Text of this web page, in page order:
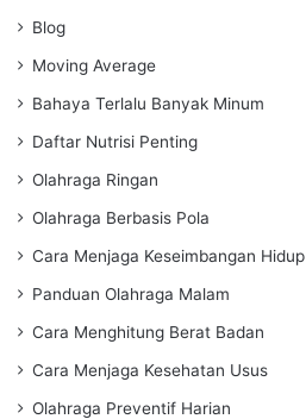
Blog
Moving Average
Bahaya Terlalu Banyak Minum
Daftar Nutrisi Penting
Olahraga Ringan
Olahraga Berbasis Pola
Cara Menjaga Keseimbangan Hidup
Panduan Olahraga Malam
Cara Menghitung Berat Badan
Cara Menjaga Kesehatan Usus
Olahraga Preventif Harian